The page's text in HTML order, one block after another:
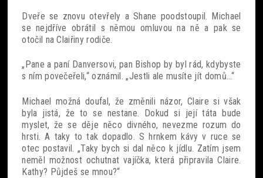
Dveře se znovu otevřely a Shane poodstoupil. Michael
se nejdříve obrátil s němou omluvou na ně a pak se
otočil na Claiřiny rodiče.
„Pane a paní Danversovi, pan Bishop by byl rád, kdybyste
s ním povečeřeli,“ oznámil. „Jestli ale musíte jít domů…“
Michael možná doufal, že změnili názor, Claire si však
byla jistá, že to se nestane. Dokud si její táta bude
myslet, že se děje něco divného, nevezme rozum do
hrsti. A taky to tak dopadlo. S hrnkem kávy v ruce se
otec postavil. „Taky bych si dal něco k jídlu. Zatím jsem
neměl možnost ochutnat vajíčka, která připravila Claire.
Kathy? Půjdeš se mnou?“